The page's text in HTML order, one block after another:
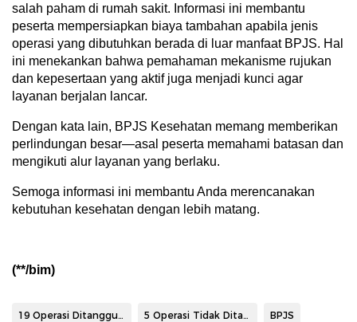
salah paham di rumah sakit. Informasi ini membantu
peserta mempersiapkan biaya tambahan apabila jenis
operasi yang dibutuhkan berada di luar manfaat BPJS. Hal
ini menekankan bahwa pemahaman mekanisme rujukan
dan kepesertaan yang aktif juga menjadi kunci agar
layanan berjalan lancar.
Dengan kata lain, BPJS Kesehatan memang memberikan
perlindungan besar—asal peserta memahami batasan dan
mengikuti alur layanan yang berlaku.
Semoga informasi ini membantu Anda merencanakan
kebutuhan kesehatan dengan lebih matang.
(**/bim)
19 Operasi Ditanggung BPJS 5 Operasi Tidak Ditanggung BPJS Kesehatan BPJS